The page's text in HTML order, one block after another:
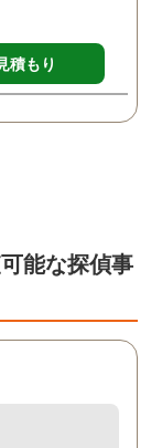
積もり
能な探偵事